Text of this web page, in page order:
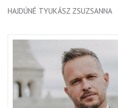
HAJDÚNÉ TYUKÁSZ ZSUZSANNA